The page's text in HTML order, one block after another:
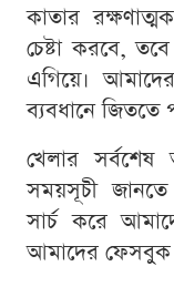
কাতার
চেষ্টা করবে,
এগিয়ে।
ব্যবধানে জিততে
খেলার
সময়সূচী
সার্চ করে
আমাদের ফেসবুক